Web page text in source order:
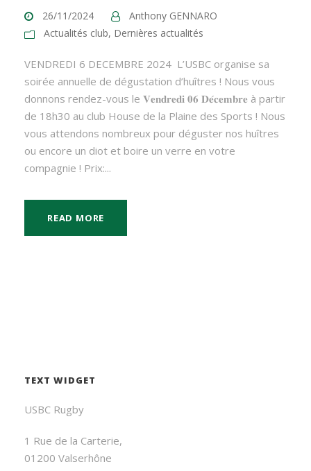
26/11/2024
Anthony GENNARO
Actualités club, Dernières actualités
VENDREDI 6 DECEMBRE 2024 L’USBC organise sa
soirée annuelle de dégustation d’huîtres ! Nous vous
donnons rendez-vous le 𝐕𝐞𝐧𝐝𝐫𝐞𝐝𝐢 𝟎𝟔 𝐃𝐞́𝐜𝐞𝐦𝐛𝐫𝐞 à partir
de 18h30 au club House de la Plaine des Sports ! Nous
vous attendons nombreux pour déguster nos huîtres
ou encore un diot et boire un verre en votre
compagnie ! Prix:...
READ MORE
TEXT WIDGET
USBC Rugby
1 Rue de la Carterie,
01200 Valserhône